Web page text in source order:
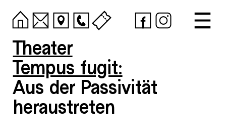
Theater
Tempus fugit:
Aus der Passivität
heraustreten